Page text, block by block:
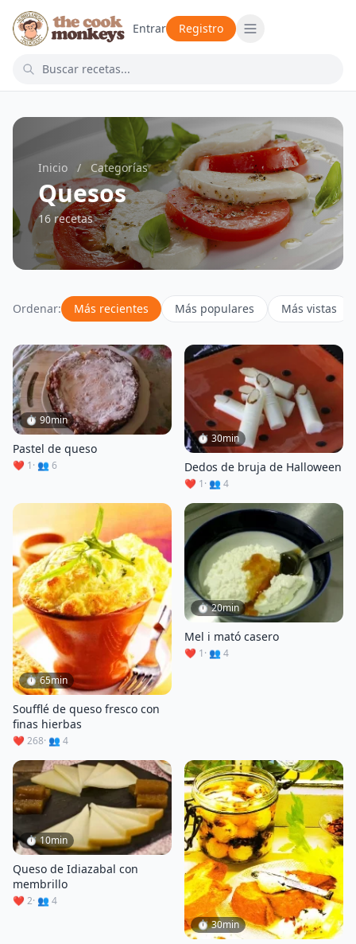
Entrar Registro
Inicio / Categorías
Quesos
16 recetas
Ordenar: Más recientes Más populares Más vistas
⏱ 90min
Pastel de queso
❤️ 1· 👥 6
⏱ 30min
Dedos de bruja de Halloween
❤️ 1· 👥 4
⏱ 65min
Soufflé de queso fresco con
finas hierbas
❤️ 268· 👥 4
⏱ 20min
Mel i mató casero
❤️ 1· 👥 4
⏱ 10min
Queso de Idiazabal con
membrillo
❤️ 2· 👥 4
⏱ 30min